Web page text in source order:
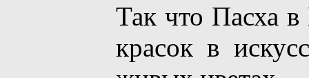
Так что Пасха
красок в